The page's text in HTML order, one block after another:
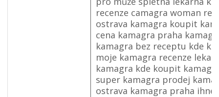
recenze camagra woman
ostrava kamagra koupit
cena kamagra praha
kamagra bez receptu kde
moje kamagra recenze
kamagra kde koupit
super kamagra prodej
ostrava kamagra praha